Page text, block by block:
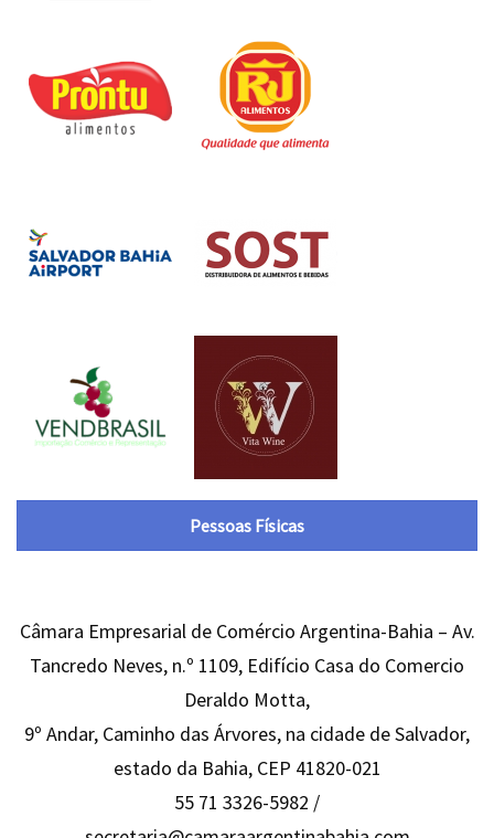
Pessoas Físicas
Câmara Empresarial de Comércio Argentina-Bahia – Av.
Tancredo Neves, n.º 1109, Edifício Casa do Comercio
Deraldo Motta,
9º Andar, Caminho das Árvores, na cidade de Salvador,
estado da Bahia, CEP 41820-021
55 71 3326-5982 /